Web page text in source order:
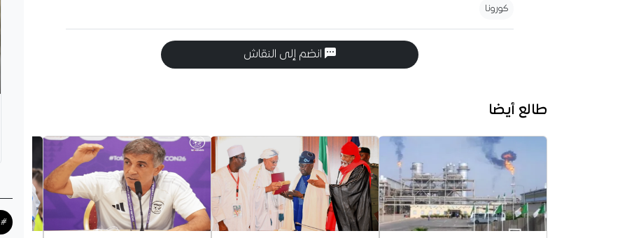
كورونا
انضم إلى النقاش
طالع أيضا